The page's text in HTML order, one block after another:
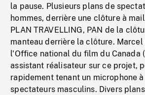
la pause. Plusieurs plans de
hommes, derrière une clôture à
PLAN TRAVELLING, PAN de la
manteau derrière la clôture. Marcel
l'Office national du film du Canada
assistant réalisateur sur ce projet,
rapidement tenant un microphone
spectateurs masculins. Divers